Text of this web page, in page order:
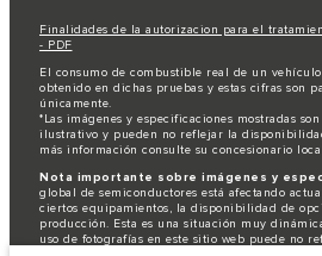
Finalidades de la autorizacion para el
- PDF
El consumo de combustible real de un
obtenido en dichas pruebas y estas cifras son
únicamente.
*Las imágenes y especificaciones mostradas
ilustrativo y pueden no reflejar la
más información consulte su concesionario
Nota importante sobre imágenes y
global de semiconductores está afectando
ciertos equipamientos, la disponibilidad de
producción. Esta es una situación muy
uso de fotografías en este sitio web puede no